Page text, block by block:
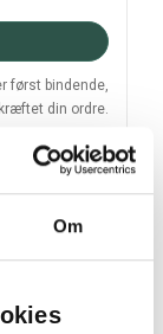
Om
først bindende,
din ordre.